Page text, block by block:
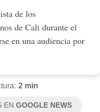
de los
de Cali durante el
en una audiencia por
2 min
ENGOOGLE NEWS